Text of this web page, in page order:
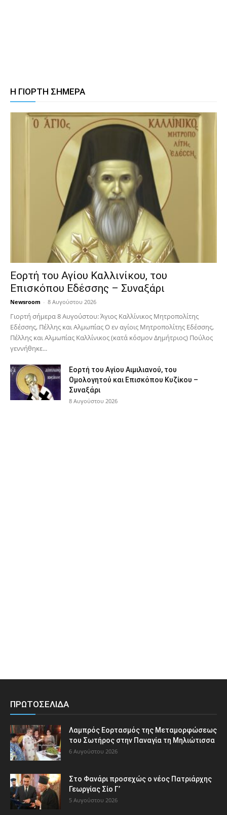
Η ΓΙΟΡΤΗ ΣΗΜΕΡΑ
Εορτή του Αγίου Καλλινίκου, του
Επισκόπου Εδέσσης – Συναξάρι
Newsroom - 8 Αυγούστου 2026
Γιορτή σήμερα 8 Αυγούστου: Άγιος Καλλίνικος Μητροπολίτης
Εδέσσης, Πέλλης και Αλμωπίας Ο εν αγίοις Μητροπολίτης Εδέσσης,
Πέλλης και Αλμωπίας Καλλίνικος (κατά κόσμον Δημήτριος) Πούλος
γεννήθηκε...
Εορτή του Αγίου Αιμιλιανού, του
Ομολογητού και Επισκόπου Κυζίκου –
Συναξάρι
8 Αυγούστου 2026
ΠΡΩΤΟΣΕΛΙΔΑ
Λαμπρός Εορτασμός της Μεταμορφώσεως
του Σωτήρος στην Παναγία τη Μηλιώτισσα
6 Αυγούστου 2026
Στο Φανάρι προσεχώς ο νέος Πατριάρχης
Γεωργίας Σίο Γ’
5 Αυγούστου 2026